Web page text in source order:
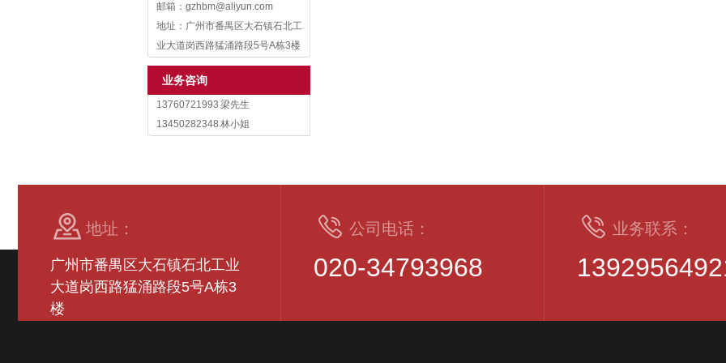
邮箱：gzhbm@aliyun.com
地址：广州市番禺区大石镇石北工
业大道岗西路猛涌路段5号A栋3楼
业务咨询
13760721993 梁先生
13450282348 林小姐
地址：
广州市番禺区大石镇石北工业
大道岗西路猛涌路段5号A栋3
楼
公司电话：
020-34793968
业务联系：